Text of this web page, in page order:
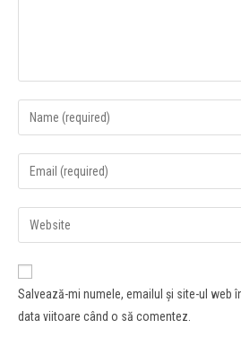
Salvează-mi numele, emailul și site-ul web
data viitoare când o să comentez.